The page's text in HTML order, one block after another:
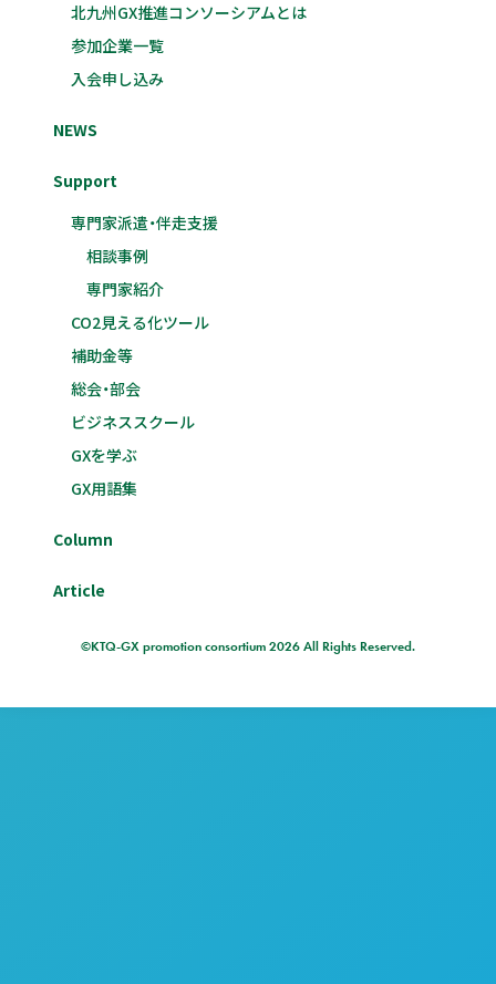
北九州GX推進コンソーシアムとは
参加企業一覧
入会申し込み
NEWS
Support
専門家派遣・伴走支援
相談事例
専門家紹介
CO2見える化ツール
補助金等
総会・部会
ビジネススクール
GXを学ぶ
GX用語集
Column
Article
©KTQ-GX promotion consortium 2026 All Rights Reserved.